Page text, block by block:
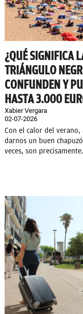
¿QUÉ SIGNIFICA
TRIÁNGULO
CONFUNDEN Y
HASTA 3.000
Xabier Vergara
02-07-2026
Con el calor del verano,
darnos un buen
veces, son